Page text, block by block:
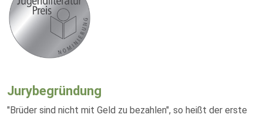
Jurybegründung
"Brüder sind nicht mit Geld zu bezahlen", so heißt der erste